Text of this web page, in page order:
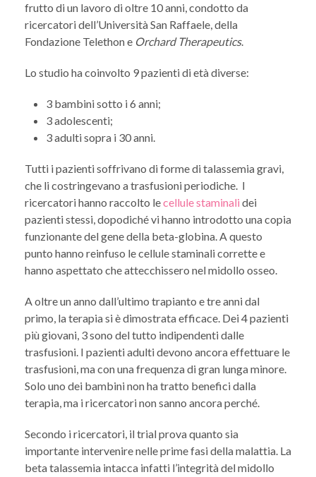
frutto di un lavoro di oltre 10 anni, condotto da
ricercatori dell’Università San Raffaele, della
Fondazione Telethon e Orchard Therapeutics.
Lo studio ha coinvolto 9 pazienti di età diverse:
3 bambini sotto i 6 anni;
3 adolescenti;
3 adulti sopra i 30 anni.
Tutti i pazienti soffrivano di forme di talassemia gravi,
che li costringevano a trasfusioni periodiche. I
ricercatori hanno raccolto lecellule staminali dei
pazienti stessi, dopodiché vi hanno introdotto una copia
funzionante del gene della beta-globina. A questo
punto hanno reinfuso le cellule staminali corrette e
hanno aspettato che attecchissero nel midollo osseo.
A oltre un anno dall’ultimo trapianto e tre anni dal
primo, la terapia si è dimostrata efficace. Dei 4 pazienti
più giovani, 3 sono del tutto indipendenti dalle
trasfusioni. I pazienti adulti devono ancora effettuare le
trasfusioni, ma con una frequenza di gran lunga minore.
Solo uno dei bambini non ha tratto benefici dalla
terapia, ma i ricercatori non sanno ancora perché.
Secondo i ricercatori, il trial prova quanto sia
importante intervenire nelle prime fasi della malattia. La
beta talassemia intacca infatti l’integrità del midollo